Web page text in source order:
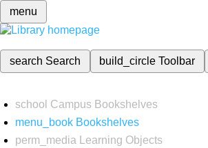
menu
search Search build_circleToolbar
school Campus Bookshelves
menu_book Bookshelves
perm_media
Learning Objects